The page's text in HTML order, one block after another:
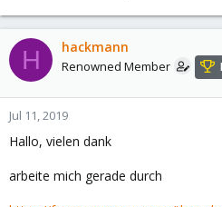
H hackmann
Renowned Member
Jul 11, 2019
Hallo, vielen dank
arbeite mich gerade durch